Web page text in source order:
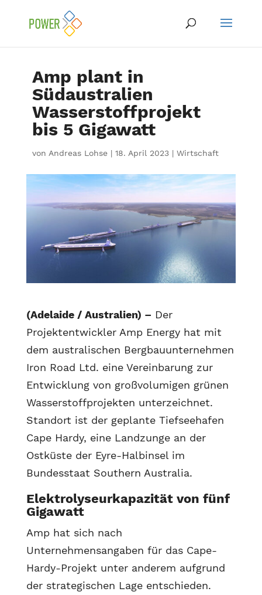
Amp plant in
Südaustralien
Wasserstoffprojekt
bis 5 Gigawatt
von Andreas Lohse| 18. April 2023| Wirtschaft
(Adelaide / Australien) – Der
Projektentwickler Amp Energy hat mit
dem australischen Bergbauunternehmen
Iron Road Ltd. eine Vereinbarung zur
Entwicklung von großvolumigen grünen
Wasserstoffprojekten unterzeichnet.
Standort ist der geplante Tiefseehafen
Cape Hardy, eine Landzunge an der
Ostküste der Eyre-Halbinsel im
Bundesstaat Southern Australia.
Elektrolyseurkapazität von fünf
Gigawatt
Amp hat sich nach
Unternehmensangaben für das Cape-
Hardy-Projekt unter anderem aufgrund
der strategischen Lage entschieden.